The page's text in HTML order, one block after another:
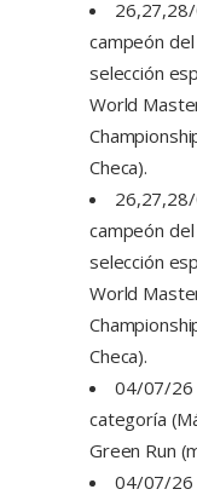
campeón
selección
World
Checa).
campeón
selección
World
Checa).
04/07/26
categoría
Green Run
04/07/26